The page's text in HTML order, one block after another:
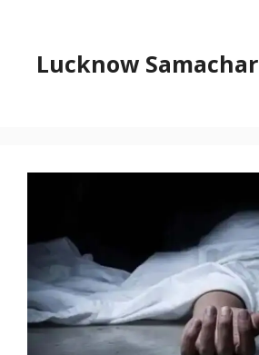
contentLucknow Samachar